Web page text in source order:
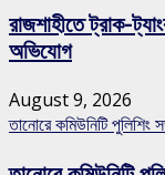
রাজশাহীতে ট্রাক-
অভিযোগ
August 9, 2026
তানোরে কমিউনিটি পুলিশিং